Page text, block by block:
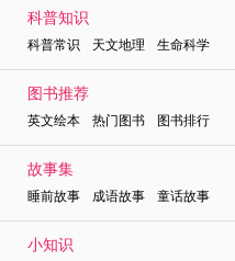
科普知识
科普常识 天文地理 生命科学
图书推荐
英文绘本 热门图书 图书排行
故事集
睡前故事 成语故事 童话故事
小知识